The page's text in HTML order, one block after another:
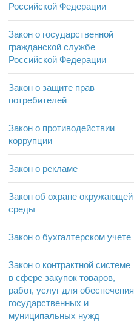
Российской Федерации
Закон о государственной
гражданской службе
Российской Федерации
Закон о защите прав
потребителей
Закон о противодействии
коррупции
Закон о рекламе
Закон об охране окружающей
среды
Закон о бухгалтерском учете
Закон о контрактной системе
в сфере закупок товаров,
работ, услуг для обеспечения
государственных и
муниципальных нужд